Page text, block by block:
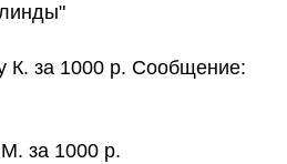
К. за 1000 р. Сообщение:
за 1000 р.